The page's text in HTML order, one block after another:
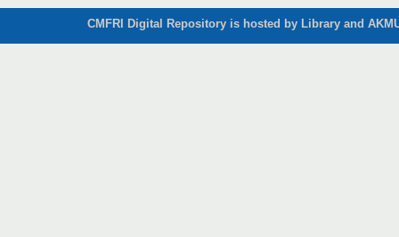
CMFRI Digital Repository is hosted by Library and